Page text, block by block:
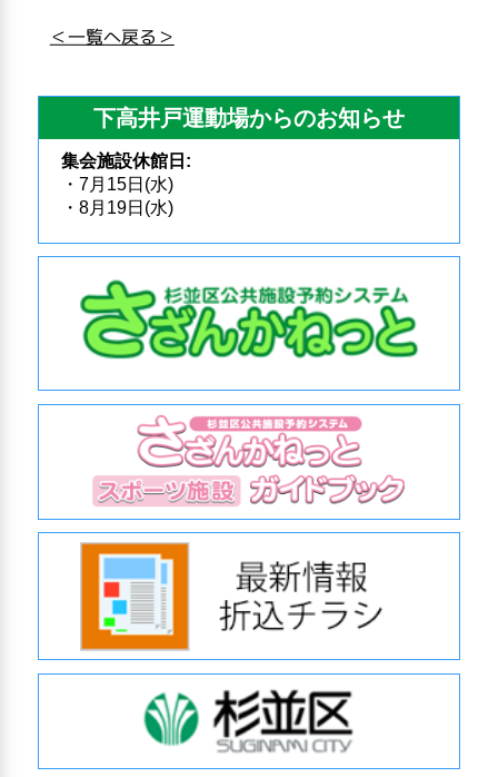
＜一覧へ戻る＞
下高井戸運動場からのお知らせ
集会施設休館日:
・7月15日(水)
・8月19日(水)